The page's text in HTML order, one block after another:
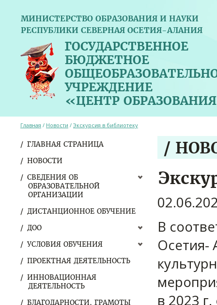
МИНИСТЕРСТВО ОБРАЗОВАНИЯ И НАУКИ
РЕСПУБЛИКИ СЕВЕРНАЯ ОСЕТИЯ-АЛАНИЯ
ГОСУДАРСТВЕННОЕ
БЮДЖЕТНОЕ
УЧРЕЖДЕНИЕ
«ЦЕНТР
ГЛАВНАЯ СТРАНИЦА
НОВОСТИ
СВЕДЕНИЯ ОБ
ОБРАЗОВАТЕЛЬНОЙ
ОРГАНИЗАЦИИ
ДИСТАНЦИОННОЕ ОБУЧЕНИЕ
ДОО
УСЛОВИЯ ОБУЧЕНИЯ
ПРОЕКТНАЯ ДЕЯТЕЛЬНОСТЬ
ИННОВАЦИОННАЯ
ДЕЯТЕЛЬНОСТЬ
БЛАГОДАРНОСТИ, ГРАМОТЫ
Главная / Новости / Экскурсия в библиотеку
/
В
Осетия-
в 2023